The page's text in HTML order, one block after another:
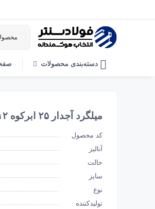
دسته‌بندی محصولات
میلگرد آجدار ۲۵ ابرکوه ۱۲ متری A۳ کارخانه
کد محصول
آنالیز
حالت
سایز
نوع
تولیدکننده